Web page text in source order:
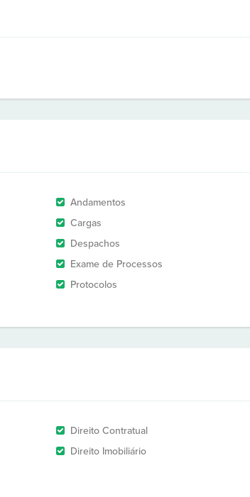
Andamentos
Cargas
Despachos
Exame de Processos
Protocolos
Direito Contratual
Direito Imobiliário